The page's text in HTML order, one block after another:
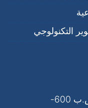
التكنولوجي
حي الشهداء، طريق الزوية ص.ب 600-